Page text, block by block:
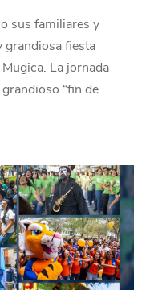
sus familiares y
grandiosa fiesta
La jornada
“fin de